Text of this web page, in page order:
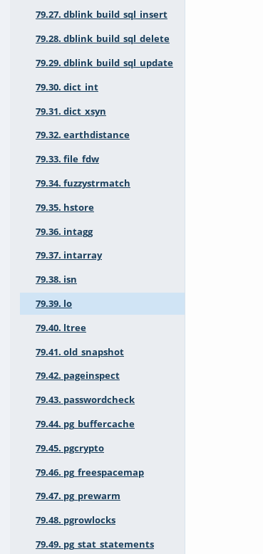
79.27. dblink_build_sql_insert
79.28. dblink_build_sql_delete
79.29. dblink_build_sql_update
79.30. dict_int
79.31. dict_xsyn
79.32. earthdistance
79.33. file_fdw
79.34. fuzzystrmatch
79.35. hstore
79.36. intagg
79.37. intarray
79.38. isn
79.39. lo
79.40. ltree
79.41. old_snapshot
79.42. pageinspect
79.43. passwordcheck
79.44. pg_buffercache
79.45. pgcrypto
79.46. pg_freespacemap
79.47. pg_prewarm
79.48. pgrowlocks
79.49. pg_stat_statements